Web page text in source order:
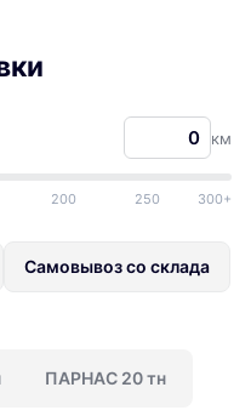
км
200 250 300+
Самовывоз со склада
ПАРНАС 20 тн